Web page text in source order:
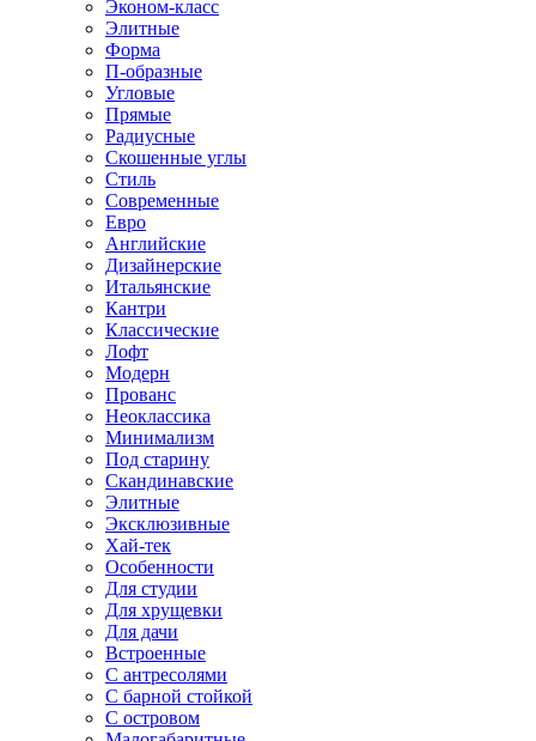
Эконом-класс
Элитные
Форма
П-образные
Угловые
Прямые
Радиусные
Скошенные углы
Стиль
Современные
Евро
Английские
Дизайнерские
Итальянские
Кантри
Классические
Лофт
Модерн
Прованс
Неоклассика
Минимализм
Под старину
Скандинавские
Элитные
Эксклюзивные
Хай-тек
Особенности
Для студии
Для хрущевки
Для дачи
Встроенные
С антресолями
С барной стойкой
С островом